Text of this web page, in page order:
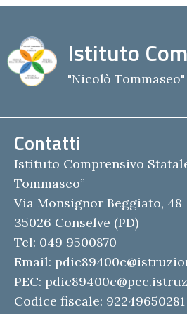
Istituto
"Nicolò
Contatti
Istituto Comprensivo
Tommaseo”
Via Monsignor Beggiato, 48
35026 Conselve (PD)
Tel: 049 9500870
Email:
PEC:
Codice fiscale: 92249650281